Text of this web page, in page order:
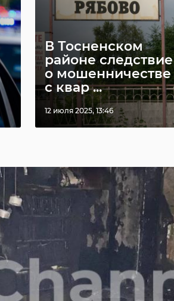
В Тосненском
районе следствие
о мошенничестве
с квар ...
12 июля 2025, 13:46